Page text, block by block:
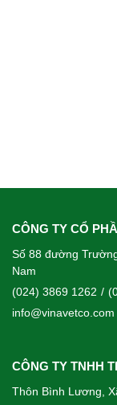
CÔNG TY CỔ
Số 88 đường
Nam
(024) 3869 1262 /
info@vinavetco.com
CÔNG TY TNHH
Thôn Bình Lương,